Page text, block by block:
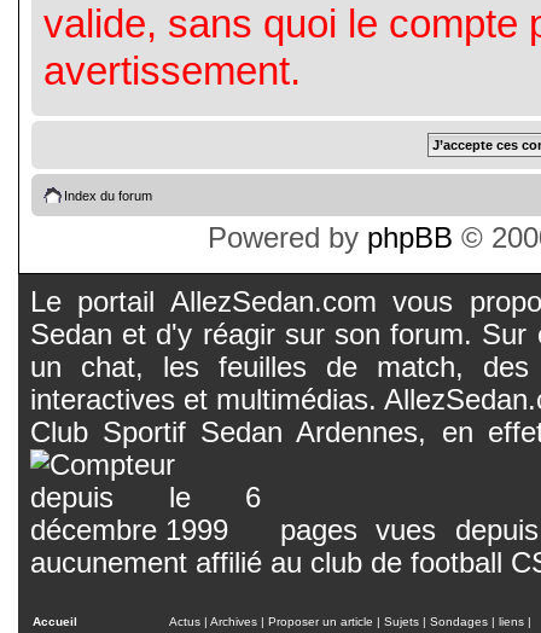
valide, sans quoi le compte
avertissement.
Index du forum
Powered by phpBB ©
Le portail AllezSedan.com vous
Sedan et d'y réagir sur son forum.
un chat, les feuilles de match, des
interactives et multimédias.
Club Sportif Sedan Ardennes, en
pages vues
aucunement affilié au club de football
Accueil Actus | Archives | Proposer un article | Sujets | Sondages | liens |